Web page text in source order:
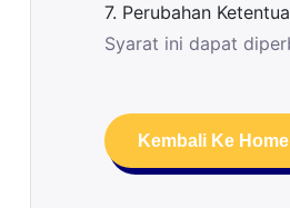
7. Perubahan
Syarat ini dapat
Kembali Ke Home